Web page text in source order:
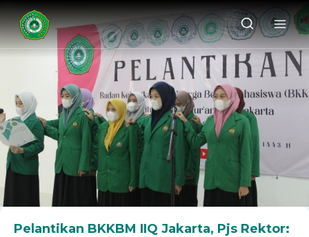
Pelantikan BKKBM IIQ Jakarta, Pjs Rektor: